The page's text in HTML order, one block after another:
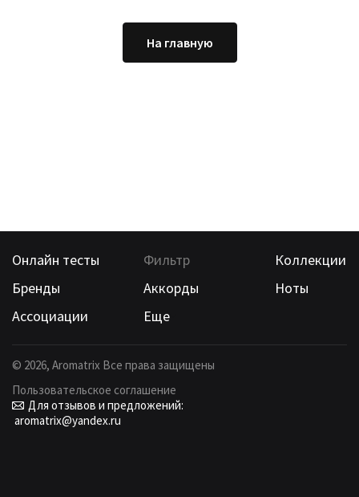
На главную
Онлайн тесты Фильтр
Коллекции
Бренды
Аккорды
Ноты
Ассоциации
Еще
© 2026, Aromatrix Все права защищены
Пользовательское соглашение
Для отзывов и предложений:
aromatrix@yandex.ru